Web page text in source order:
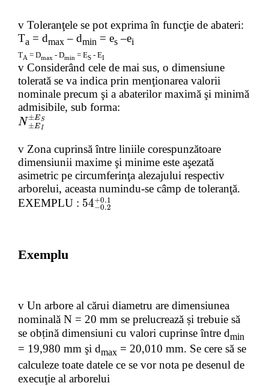
v Toleranţele se pot exprima în funcţie de abateri:
Ta = dmax – dmin = es –ei
TA = Dmax - Dmin = ES - EI
v Considerând cele de mai sus, o dimensiune
tolerată se va indica prin menţionarea valorii
nominale precum şi a abaterilor maximă şi minimă
admisibile, sub forma:
N±ES
N±ES
N±EI
±ES
v Zona cuprinsă între liniile corespunzătoare
dimensiunii maxime şi minime este aşezată
asimetric pe circumferinţa alezajului respectiv
arborelui, aceasta numindu-se câmp de toleranţă.
EXEMPLU : 54+0.1
54+0.1
54−0.2
+0.1
Exemplu
v Un arbore al cărui diametru are dimensiunea
nominală N = 20 mm se prelucrează și trebuie să
se obțină dimensiuni cu valori cuprinse între dmin
= 19,980 mm şi dmax = 20,010 mm. Se cere să se
calculeze toate datele ce se vor nota pe desenul de
execuţie al arborelui